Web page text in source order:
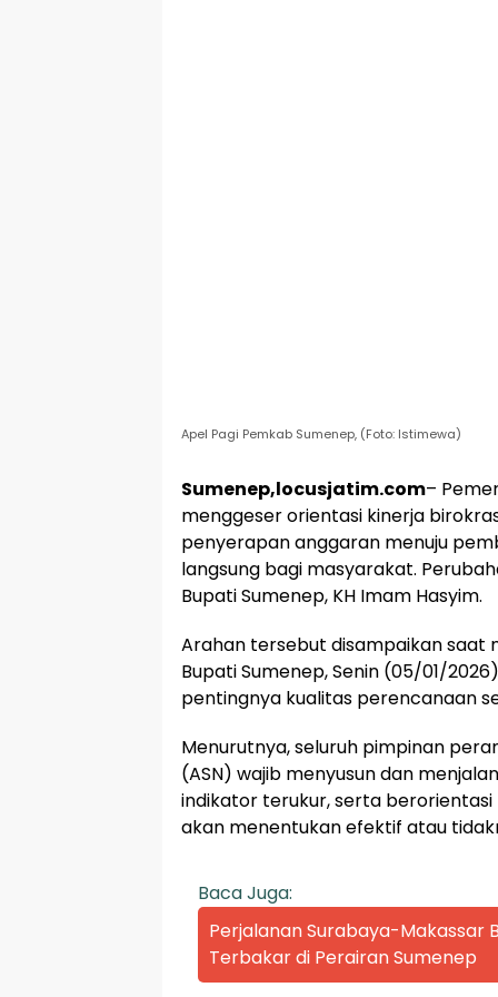
Apel Pagi Pemkab Sumenep, (Foto: Istimewa)
Sumenep,locusjatim.com–
menggeser orientasi kinerja
penyerapan anggaran menuju
langsung bagi masyarakat.
Bupati Sumenep, KH Imam Hasyim.
Arahan tersebut disampaikan saat
Bupati Sumenep, Senin (05/01/
pentingnya kualitas perencanaan
Menurutnya, seluruh pimpinan
(ASN) wajib menyusun dan
indikator terukur, serta
akan menentukan efektif atau
Baca Juga:
Perjalanan Surabaya-Makassar
Terbakar di Perairan Sumenep